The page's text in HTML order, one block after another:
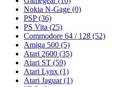
Nokia N-Gage (0)
PSP(36)
PS Vita (25)
Commodore 64 / 128 (52)
Amiga 500 (5)
Atari 2600 (35)
Atari ST (59)
Atari Lynx (1)
Atari Jaguar(1)